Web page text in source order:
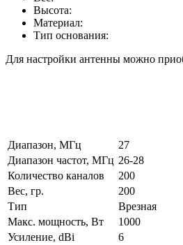
Высота:
Материал: нерж.
Тип основания:
Для настройки антенны можно
Диапазон, МГц
27
Диапазон частот, МГц 26-28
Количество каналов
200
Вес, гр.
200
Тип
Врезная
Макс. мощность, Вт
1000
Усиление, dBi
6